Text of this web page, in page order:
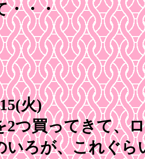
・・・
火)
買ってきて、
ろが、これぐら